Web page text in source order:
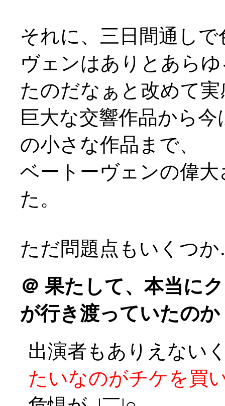
それに、三日間通し
ヴェンはありとあら
たのだなぁと改めて
巨大な交響作品から
の小さな作品まで、
ベートーヴェンの偉
た。
ただ問題点もいくつ
＠ 果たして、本当に
が行き渡っていたのか
出演者もありえない
たいなのがチケを買